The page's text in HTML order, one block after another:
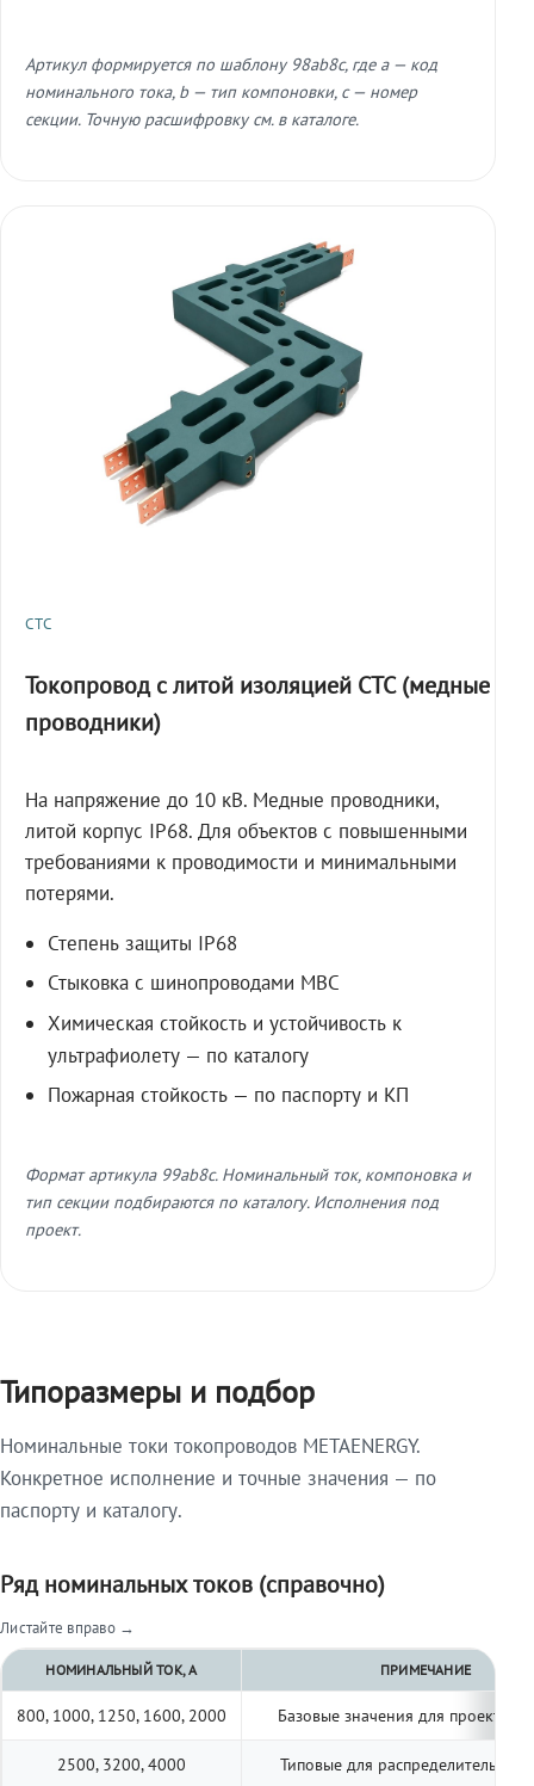
Артикул формируется по шаблону 98ab8c, где a — код
номинального тока, b — тип компоновки, c — номер
секции. Точную расшифровку см. в каталоге.
СТС
Токопровод с литой изоляцией СТС (медные
проводники)
На напряжение до 10 кВ. Медные проводники,
литой корпус IP68. Для объектов с повышенными
требованиями к проводимости и минимальными
потерями.
Степень защиты IP68
Стыковка с шинопроводами МВС
Химическая стойкость и устойчивость к
ультрафиолету — по каталогу
Пожарная стойкость — по паспорту и КП
Формат артикула 99ab8c. Номинальный ток, компоновка и
тип секции подбираются по каталогу. Исполнения под
проект.
Типоразмеры и подбор
Номинальные токи токопроводов METAENERGY.
Конкретное исполнение и точные значения — по
паспорту и каталогу.
Ряд номинальных токов (справочно)
Листайте вправо →
НОМИНАЛЬНЫЙ ТОК, А ПРИМЕЧАНИЕ
800, 1000, 1250, 1600, 2000 Базовые значения для
2500, 3200, 4000 Типовые для распределительных